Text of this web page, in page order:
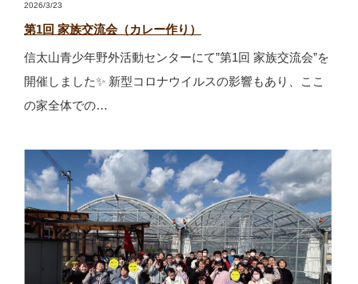
2026/3/23
第1回 家族交流会（カレー作り）
信太山青少年野外活動センターにて”第1回 家族交流会”を
開催しました✨ 新型コロナウイルスの影響もあり、ここ
の家全体での…